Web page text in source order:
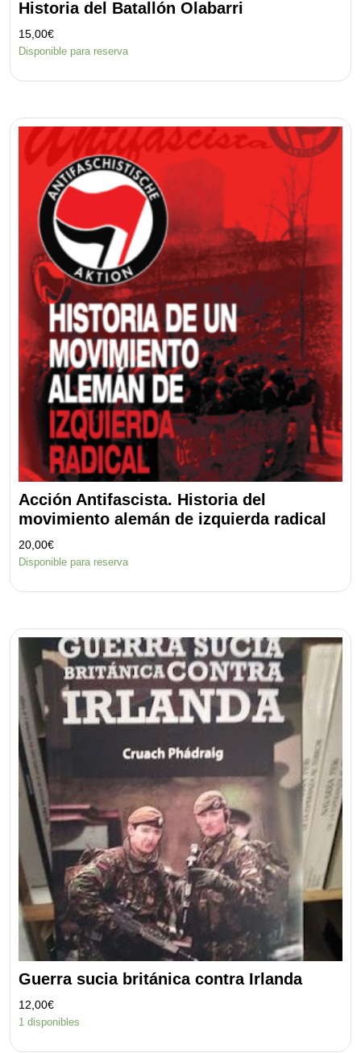
Historia del Batallón Olabarri
15,00€
Disponible para reserva
Acción Antifascista. Historia del
movimiento alemán de izquierda radical
20,00€
Disponible para reserva
Guerra sucia británica contra Irlanda
12,00€
1 disponibles